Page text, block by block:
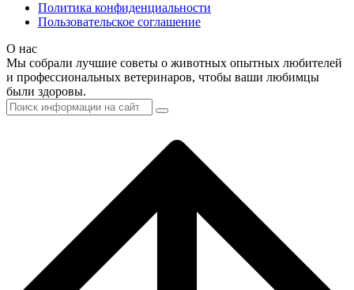
Политика конфиденциальности
Пользовательское соглашение
О нас
Мы собрали лучшие советы о животных опытных любителей
и профессиональных ветеринаров, чтобы ваши любимцы
были здоровы.